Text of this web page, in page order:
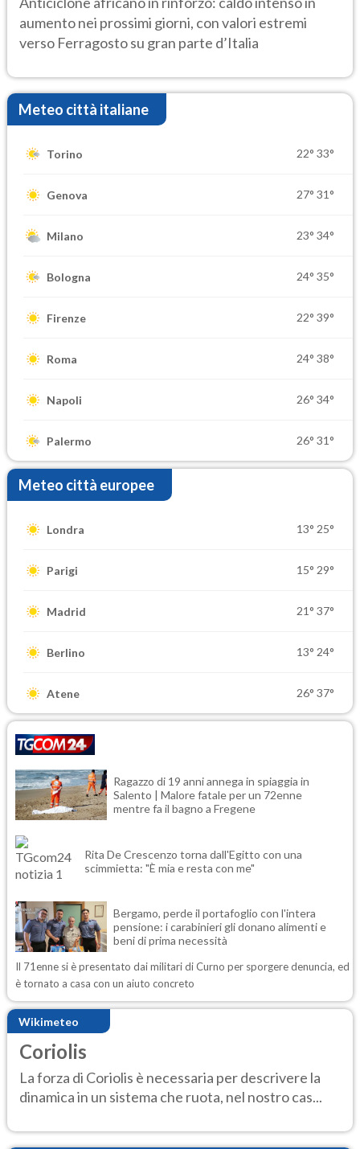
aumento nei prossimi giorni, con valori estremi
verso Ferragosto su gran parte d’Italia
Meteo città italiane
Torino 22° 33°
Genova 27° 31°
Milano 23° 34°
Bologna 24° 35°
Firenze 22° 39°
Roma 24° 38°
Napoli 26° 34°
Palermo 26° 31°
Meteo città europee
Londra 13° 25°
Parigi 15° 29°
Madrid 21° 37°
Berlino 13° 24°
Atene 26° 37°
Ragazzo di 19 anni annega in spiaggia in
Salento | Malore fatale per un 72enne
mentre fa il bagno a Fregene
Rita De Crescenzo torna dall'Egitto con una
scimmietta: "È mia e resta con me"
Bergamo, perde il portafoglio con l'intera
pensione: i carabinieri gli donano alimenti e
beni di prima necessità
Il 71enne si è presentato dai militari di Curno per sporgere denuncia, ed
è tornato a casa con un aiuto concreto
Wikimeteo
Coriolis
La forza di Coriolis è necessaria per descrivere la
dinamica in un sistema che ruota, nel nostro cas...